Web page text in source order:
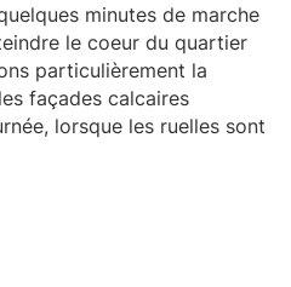
minutes de marche
le coeur du quartier
particulièrement la
façades calcaires
lorsque les ruelles sont